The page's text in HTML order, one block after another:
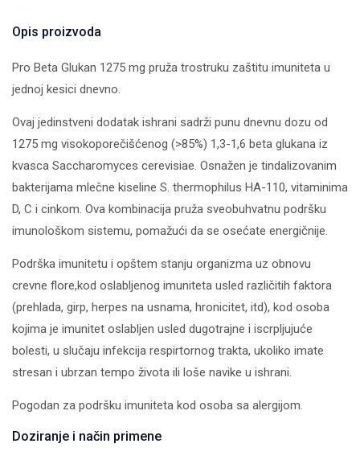
Opis proizvoda
Pro Beta Glukan 1275 mg pruža trostruku zaštitu imuniteta u
jednoj kesici dnevno.
Ovaj jedinstveni dodatak ishrani sadrži punu dnevnu dozu od
1275 mg visokoporečišćenog (>85%) 1,3-1,6 beta glukana iz
kvasca Saccharomyces cerevisiae. Osnažen je tindalizovanim
bakterijama mlečne kiseline S. thermophilus HA-110, vitaminima
D, C i cinkom. Ova kombinacija pruža sveobuhvatnu podršku
imunološkom sistemu, pomažući da se osećate energičnije.
Podrška imunitetu i opštem stanju organizma uz obnovu
crevne flore,kod oslabljenog imuniteta usled različitih faktora
(prehlada, girp, herpes na usnama, hronicitet, itd), kod osoba
kojima je imunitet oslabljen usled dugotrajne i iscrpljujuće
bolesti, u slučaju infekcija respirtornog trakta, ukoliko imate
stresan i ubrzan tempo života ili loše navike u ishrani.
Pogodan za podršku imuniteta kod osoba sa alergijom.
Doziranje i način primene